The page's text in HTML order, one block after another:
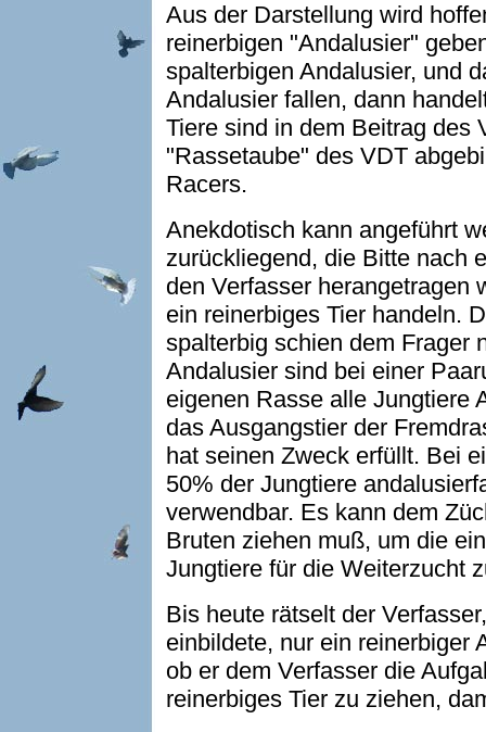
Aus der Darstellung wird
reinerbigen "Andalusier"
spalterbigen Andalusier, und
Andalusier fallen, dann
Tiere sind in dem Beitrag des
"Rassetaube" des VDT
Racers.
Anekdotisch kann angeführt
zurückliegend, die Bitte nach
den Verfasser herangetragen
ein reinerbiges Tier handeln.
spalterbig schien dem Frager
Andalusier sind bei einer
eigenen Rasse alle Jungtiere
das Ausgangstier der
hat seinen Zweck erfüllt. Bei
50% der Jungtiere
verwendbar. Es kann dem
Bruten ziehen muß, um die
Jungtiere für die Weiterzucht
Bis heute rätselt der
einbildete, nur ein reinerbiger
ob er dem Verfasser die
reinerbiges Tier zu ziehen,